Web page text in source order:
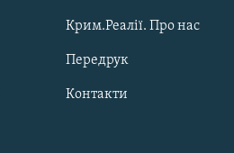
Крим.Реалії. Про нас
Передрук
Контакти